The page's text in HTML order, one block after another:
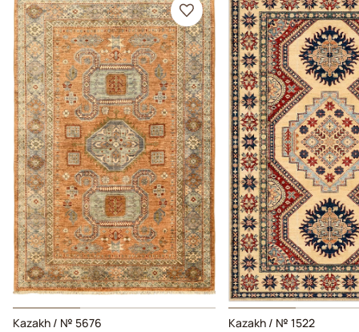
Kazakh / № 5676
Kazakh / № 1522